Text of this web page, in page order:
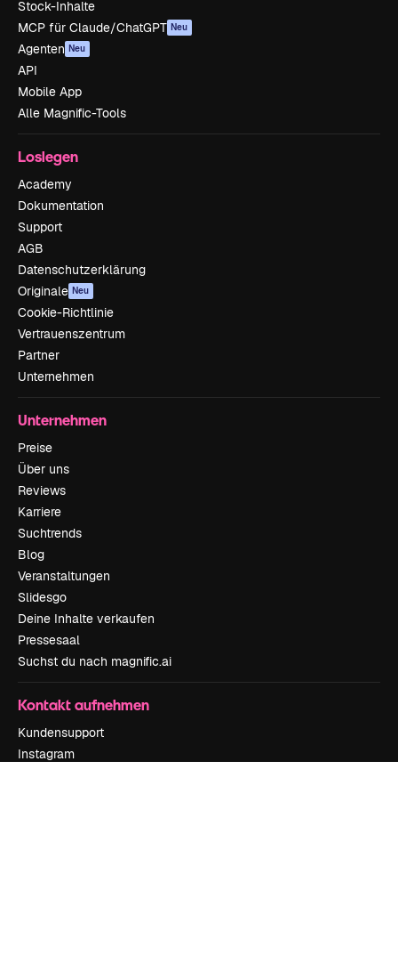
Stock-Inhalte
MCP für Claude/ChatGPT Neu
Agenten Neu
API
Mobile App
Alle Magnific-Tools
Loslegen
Academy
Dokumentation
Support
AGB
Datenschutzerklärung
Originale Neu
Cookie-Richtlinie
Vertrauenszentrum
Partner
Unternehmen
Unternehmen
Preise
Über uns
Reviews
Karriere
Suchtrends
Blog
Veranstaltungen
Slidesgo
Deine Inhalte verkaufen
Pressesaal
Suchst du nach magnific.ai
Kontakt aufnehmen
Kundensupport
Instagram